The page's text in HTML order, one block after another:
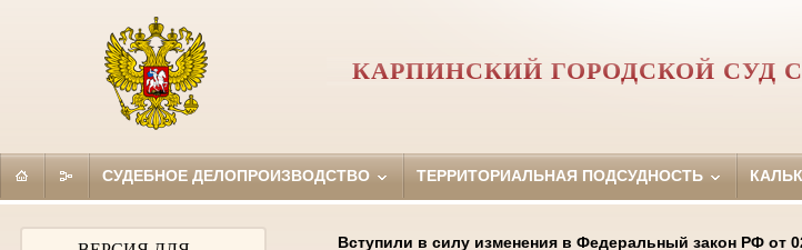
КАРПИНСКИЙ ГОРОДСКОЙ СУД
СУДЕБНОЕ ДЕЛОПРОИЗВОДСТВО ТЕРРИТОРИАЛЬНАЯ ПОДСУДНОСТЬ
Вступили в силу изменения в Федеральный закон РФ от